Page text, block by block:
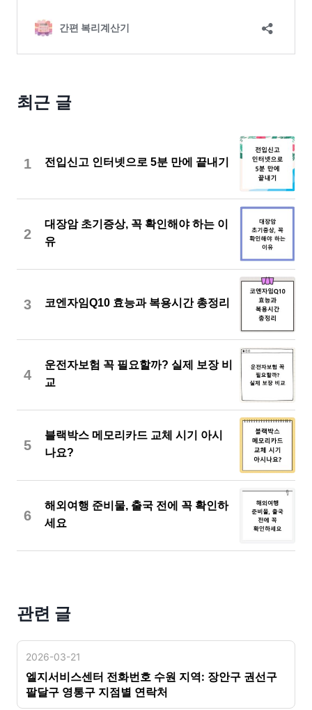
최근 글
1 전입신고 인터넷으로 5분 만에 끝내기
2
대장암 초기증상, 꼭 확인해야 하는 이
유
3 코엔자임Q10 효능과 복용시간 총정리
4
운전자보험 꼭 필요할까? 실제 보장 비
교
5
블랙박스 메모리카드 교체 시기 아시
나요?
6
해외여행 준비물, 출국 전에 꼭 확인하
세요
관련 글
2026-03-21
엘지서비스센터 전화번호 수원 지역: 장안구 권선구
팔달구 영통구 지점별 연락처